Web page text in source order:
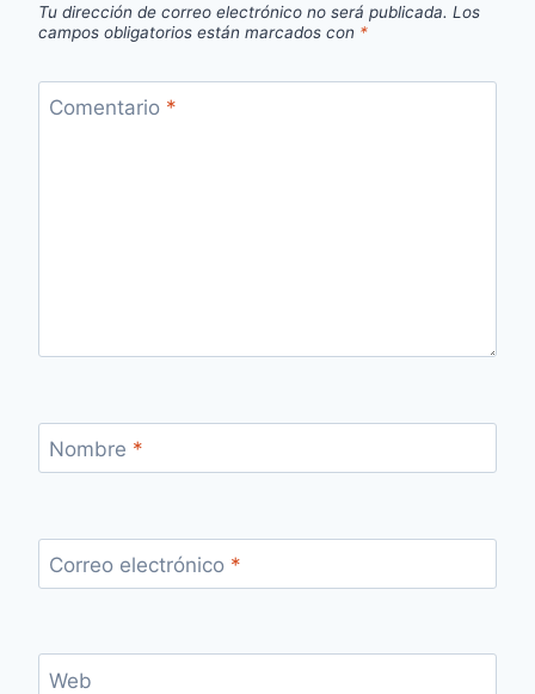
Tu dirección de correo electrónico no será publicada. Los
campos obligatorios están marcados con *
Comentario *
Nombre *
Correo electrónico *
Web